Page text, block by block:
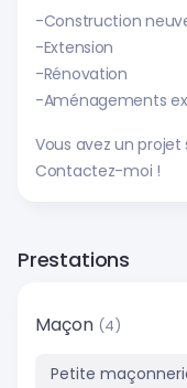
-Construction
-Extension
-Rénovation
-Aménagements
Vous avez un
Contactez-moi !
Prestations
Maçon (4)
Petite